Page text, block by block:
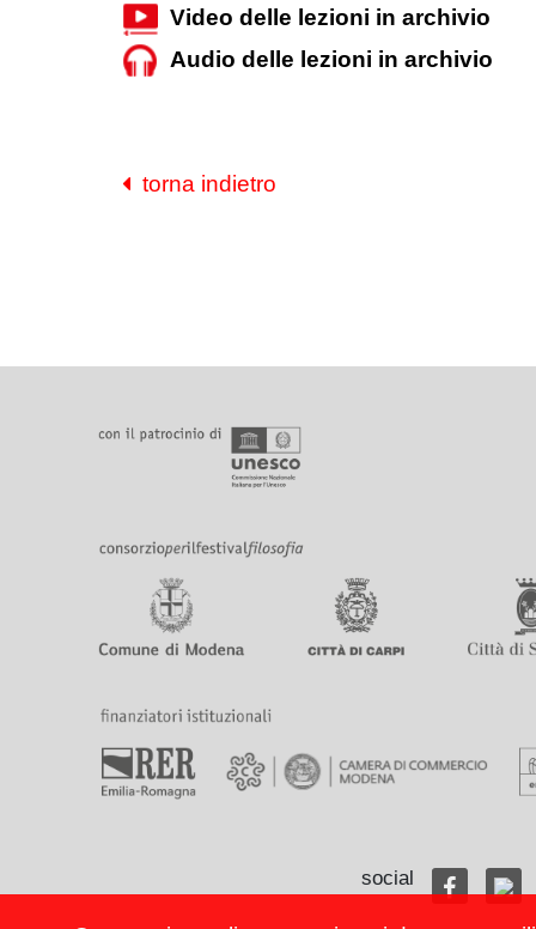
Video delle lezioni in archivio
Audio delle lezioni in archivio
torna indietro
social